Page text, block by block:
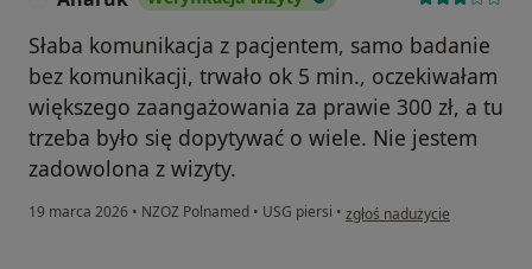
Słaba komunikacja z pacjentem, samo badanie
bez komunikacji, trwało ok 5 min., oczekiwałam
większego zaangażowania za prawie 300 zł, a tu
trzeba było się dopytywać o wiele. Nie jestem
zadowolona z wizyty.
19 marca 2026 • NZOZ Polnamed • USG piersi • w opinii użytkownika Anaruk
zgłoś nadużycie